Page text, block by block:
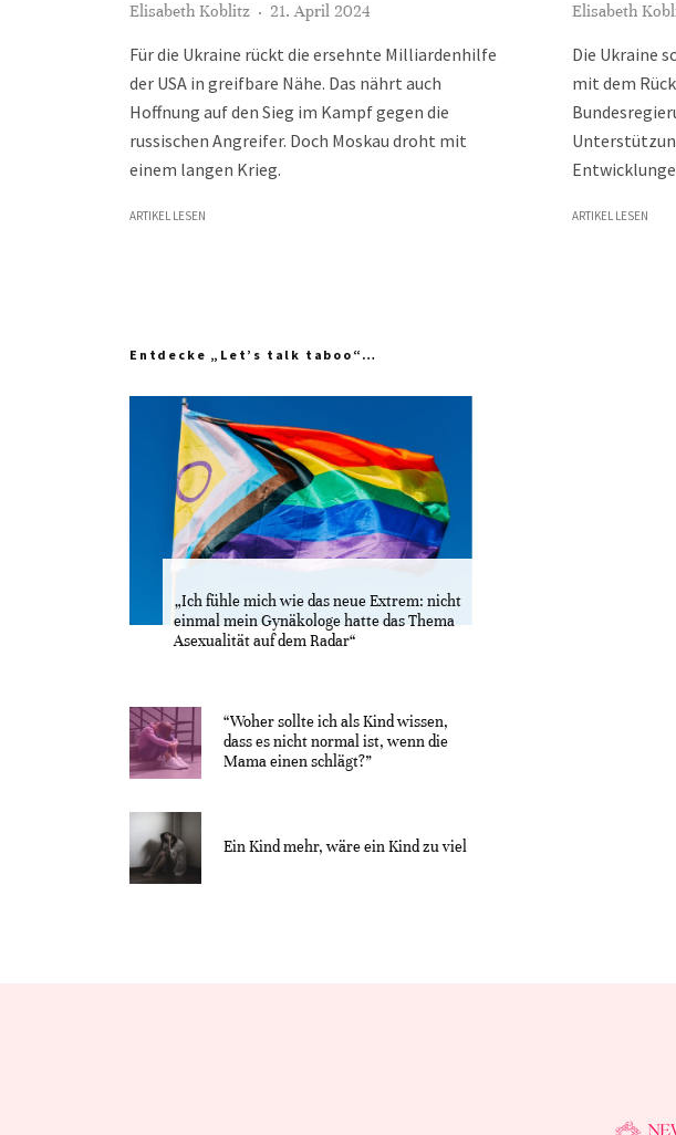
Elisabeth Koblitz · 21. April 2024
Für die Ukraine rückt die ersehnte Milliardenhilfe
der USA in greifbare Nähe. Das nährt auch
Hoffnung auf den Sieg im Kampf gegen die
russischen Angreifer. Doch Moskau droht mit
einem langen Krieg.
ARTIKEL LESEN
Elisabeth
Die Ukraine
mit dem
ARTIKEL LESEN
Entdecke „Let’s talk taboo“…
„Ich fühle mich wie das neue Extrem: nicht
einmal mein Gynäkologe hatte das Thema
Asexualität auf dem Radar“
“Woher sollte ich als Kind wissen,
dass es nicht normal ist, wenn die
Mama einen schlägt?”
Ein Kind mehr, wäre ein Kind zu viel